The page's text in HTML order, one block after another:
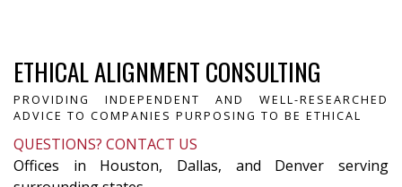
ETHICAL ALIGNMENT CONSULTING
PROVIDING INDEPENDENT AND WELL-RESEARCHED
ADVICE TO COMPANIES PURPOSING TO BE ETHICAL
QUESTIONS? CONTACT US
Offices in Houston, Dallas, and Denver serving